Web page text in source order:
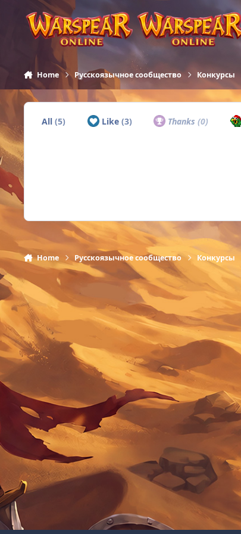
Skip to content
Home Русскоязычное сообщество Конкурсы
All(5) Like (3) Thanks(0)
Home Русскоязычное сообщество Конкурсы